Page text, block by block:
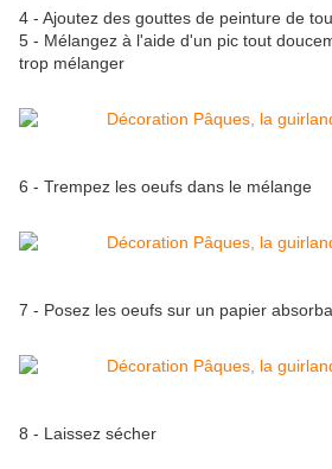
4 - Ajoutez des gouttes de peinture de
5 - Mélangez à l'aide d'un pic tout
trop mélanger
6 - Trempez les oeufs dans le mélange
7 - Posez les oeufs sur un papier
8 - Laissez sécher